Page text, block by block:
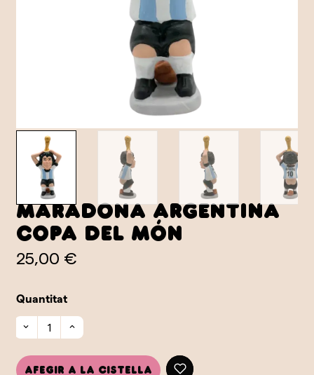
Maradona Argentina
Copa del Món
25,00 €
Quantitat
Afegir a la cistella